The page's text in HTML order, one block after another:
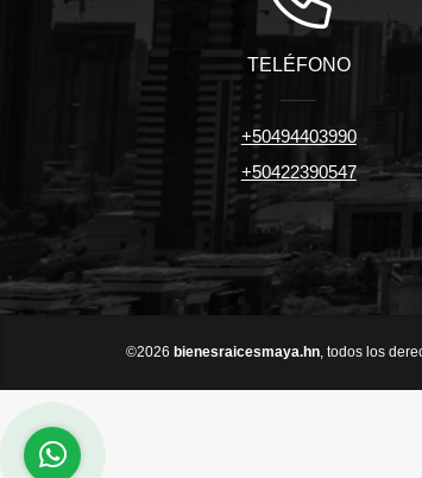
TELÉFONO
+50494403990
+50422390547
©2026 bienesraicesmaya.hn , todos los